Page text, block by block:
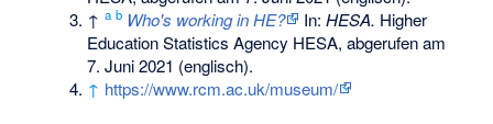
↑a b Who's working in HE? In:HESA. Higher
Education Statistics Agency HESA, abgerufen am
7. Juni 2021 (englisch).
↑ https://www.rcm.ac.uk/museum/